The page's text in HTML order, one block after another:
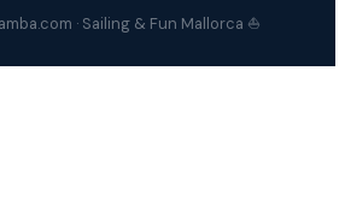
· Sailing & Fun Mallorca ⛵